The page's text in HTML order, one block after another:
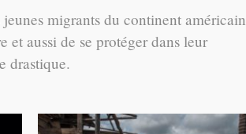
migrants du continent américain
et aussi de se protéger dans leur
drastique.